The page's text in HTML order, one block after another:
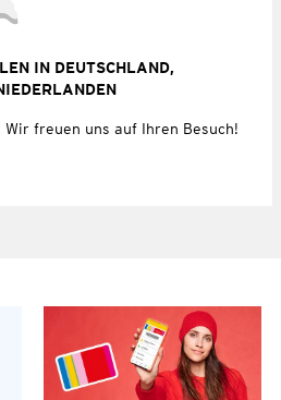
IN DEUTSCHLAND,
freuen uns auf Ihren Besuch!